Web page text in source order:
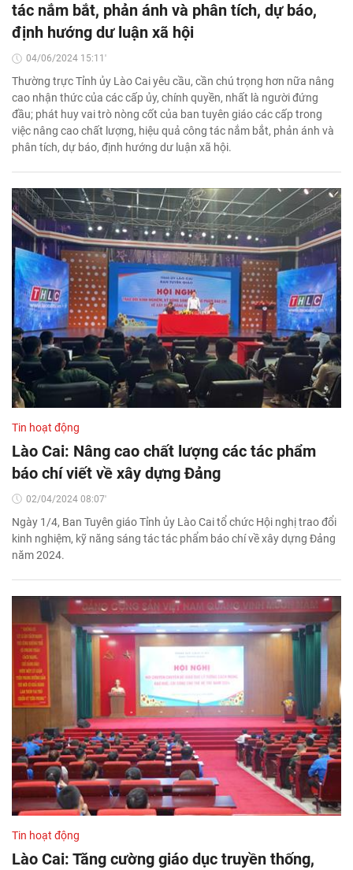
tác nắm bắt, phản ánh và phân tích, dự báo,
định hướng dư luận xã hội
04/06/2024 15:11'
Thường trực Tỉnh ủy Lào Cai yêu cầu, cần chú trọng hơn nữa nâng
cao nhận thức của các cấp ủy, chính quyền, nhất là người đứng
đầu; phát huy vai trò nòng cốt của ban tuyên giáo các cấp trong
việc nâng cao chất lượng, hiệu quả công tác nắm bắt, phản ánh và
phân tích, dự báo, định hướng dư luận xã hội.
Tin hoạt động
Lào Cai: Nâng cao chất lượng các tác phẩm
báo chí viết về xây dựng Đảng
02/04/2024 08:07'
Ngày 1/4, Ban Tuyên giáo Tỉnh ủy Lào Cai tổ chức Hội nghị trao đổi
kinh nghiệm, kỹ năng sáng tác tác phẩm báo chí về xây dựng Đảng
năm 2024.
Tin hoạt động
Lào Cai: Tăng cường giáo dục truyền thống,